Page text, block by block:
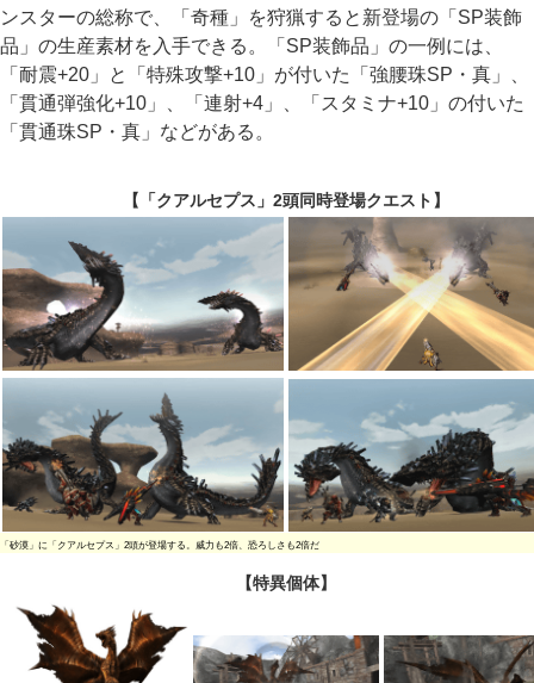
ンスターの総称で、「奇種」を狩猟すると新登場の「SP装飾
品」の生産素材を入手できる。「SP装飾品」の一例には、
「耐震+20」と「特殊攻撃+10」が付いた「強腰珠SP・真」、
「貫通弾強化+10」、「連射+4」、「スタミナ+10」の付いた
「貫通珠SP・真」などがある。
【「クアルセプス」2頭同時登場クエスト】
「砂漠」に「クアルセプス」2頭が登場する。威力も2倍、恐ろしさも2倍だ
【特異個体】